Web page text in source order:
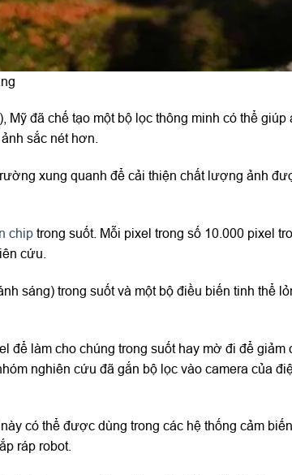
đã chế tạo một bộ lọc thông minh có thể giúp
sắc nét hơn.
xung quanh để cải thiện chất lượng ảnh
chip trong suốt. Mỗi pixel trong số 10.000 pixel
cứu.
sáng) trong suốt và một bộ điều biến tinh thể
làm cho chúng trong suốt hay mờ đi để giảm
nghiên cứu đã gắn bộ lọc vào camera của
có thể được dùng trong các hệ thống cảm
ráp robot.